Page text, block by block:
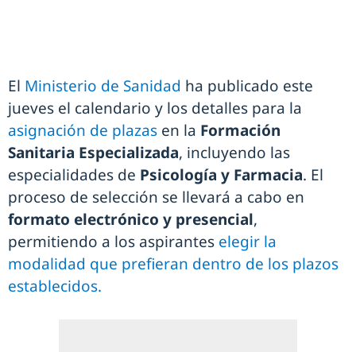
El Ministerio de Sanidad ha publicado este
jueves el calendario y los detalles para la
asignación de plazas en la Formación
Sanitaria Especializada, incluyendo las
especialidades de Psicología y Farmacia. El
proceso de selección se llevará a cabo en
formato electrónico y presencial,
permitiendo a los aspirantes elegir la
modalidad que prefieran dentro de los plazos
establecidos.